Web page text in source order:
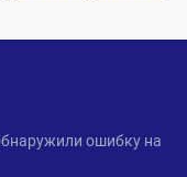
ошибку на